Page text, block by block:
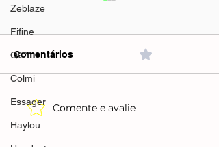
Zeblaze
Fifine
QCY
Colmi
Essager
HaylouSmart TV 50 Hisense QLED
Comentários
Comente e avalie